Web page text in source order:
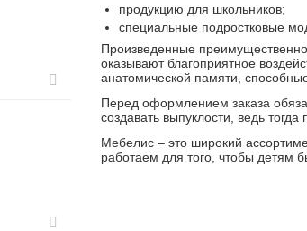
продукцию для школьников;
специальные подростковые
Произведенные преимущественно
оказывают благоприятное
анатомической памяти,
Перед оформлением заказа
создавать выпуклости, ведь
Мебелис – это широкий
работаем для того, чтобы детям